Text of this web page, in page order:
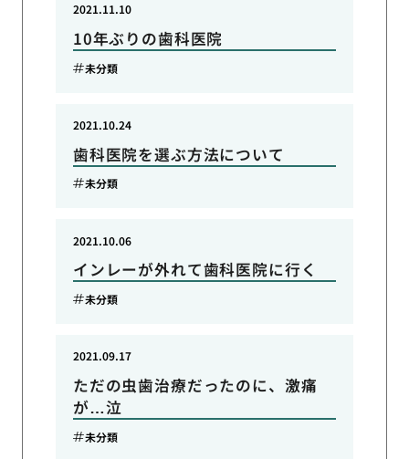
10年ぶりの歯科医院
2021.11.10
未分類
歯科医院を選ぶ方法について
2021.10.24
未分類
インレーが外れて歯科医院に行く
2021.10.06
未分類
ただの虫歯治療だったのに、激痛
が…泣
2021.09.17
未分類